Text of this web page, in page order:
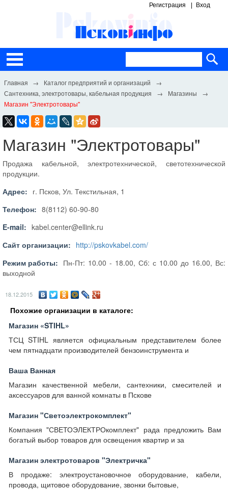
Регистрация Вход
Каталог предприятий и организаций
Сантехника, электротовары, кабельная продукция
Магазины
Магазин "Электротовары"
Магазин "Электротовары"
Продажа кабельной, электротехнической, светотехнической
продукции.
Адрес: г. Псков, Ул. Текстильная, 1
Телефон: 8(8112) 60-90-80
E-mail: kabel.center@ellink.ru
Сайт организации: http://pskovkabel.com/
Режим работы: Пн-Пт: 10.00 - 18.00, Сб: с 10.00 до 16.00, Вс:
выходной
18.12.2015
Похожие организации в каталоге:
Магазин «STIHL»
ТСЦ STIHL является официальным представителем более
чем пятнадцати производителей бензоинструмента и
Ваша Ванная
Магазин качественной мебели, сантехники, смесителей и
аксессуаров для ванной комнаты в Пскове
Магазин "Светоэлектрокомплект"
Компания "СВЕТОЭЛЕКТРОкомплект" рада предложить Вам
богатый выбор товаров для освещения квартир и за
Магазин электротоваров "Электричка"
В продаже: электроустановочное оборудование, кабели,
провода, щитовое оборудование, звонки бытовые,